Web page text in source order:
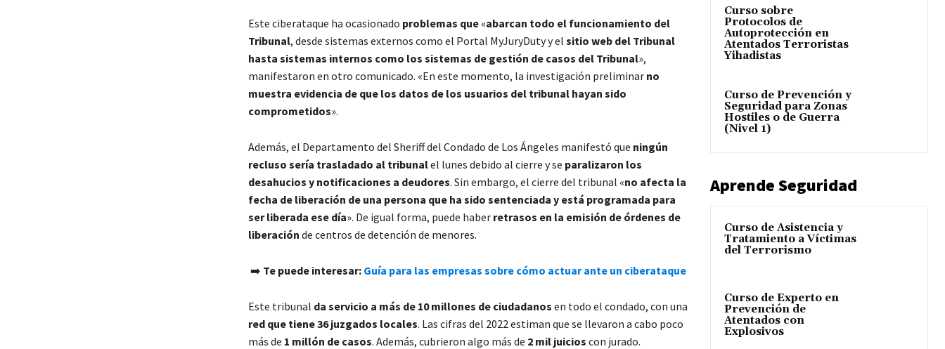
Este ciberataque ha ocasionado problemas que«abarcan todo el funcionamiento del
Tribunal, desde sistemas externos como el Portal MyJuryDuty y el sitio web del Tribunal
hasta sistemas internos como los sistemas de gestión de casos del Tribunal»,
manifestaron en otro comunicado. «En este momento, la investigación preliminar no
muestra evidencia de que los datos de los usuarios del tribunal hayan sido
comprometidos».
Además, el Departamento del Sheriff del Condado de Los Ángeles manifestó que ningún
recluso sería trasladado al tribunalel lunes debido al cierre y se paralizaron los
desahucios y notificaciones a deudores. Sin embargo, el cierre del tribunal «no afecta la
fecha de liberación de una persona que ha sido sentenciada y está programada para
ser liberada ese día». De igual forma, puede haberretrasos en la emisión de órdenes de
liberación de centros de detención de menores.
➡️ Te puede interesar: Guía para las empresas sobre cómo actuar ante un ciberataque
Este tribunal da servicio a más de 10 millones de ciudadanos en todo el condado, con una
red que tiene36 juzgados locales. Las cifras del 2022 estiman que se llevaron a cabo poco
más de 1 millón de casos. Además, cubrieron algo más de 2 mil juicios con jurado.
Curso sobre
Protocolos de
Autoprotección en
Atentados Terroristas
Yihadistas
Curso de Prevención y
Seguridad para Zonas
Hostiles o de Guerra
(Nivel 1)
Aprende Seguridad
Curso de Asistencia y
Tratamiento a Víctimas
del Terrorismo
Curso de Experto en
Prevención de
Atentados con
Explosivos